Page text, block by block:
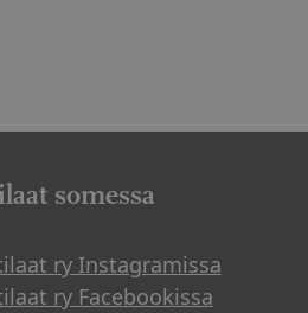
somessa
ry Instagramissa
ry Facebookissa